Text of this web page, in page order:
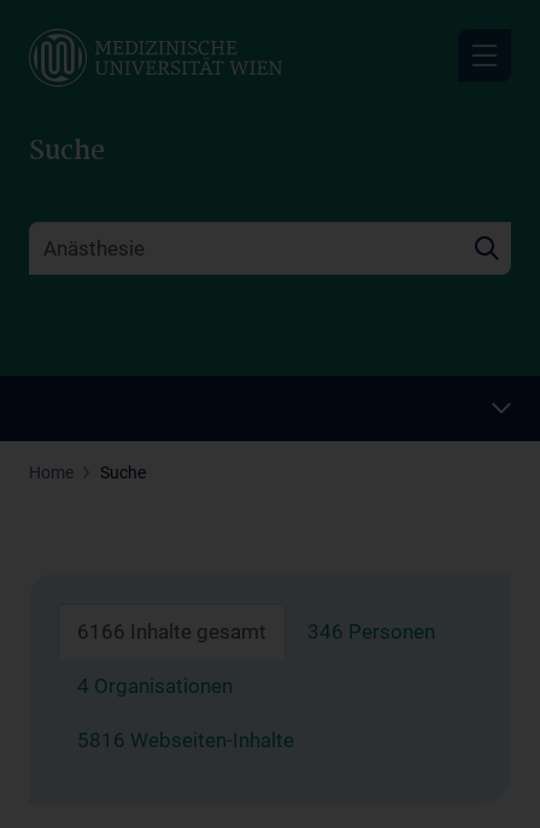
main
Suche
Home Suche
6166 Inhalte gesamt 346 Personen
4 Organisationen
5816 Webseiten-Inhalte